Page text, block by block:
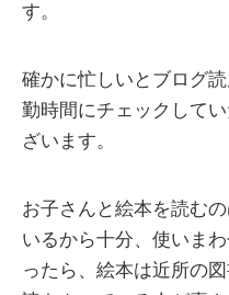
す。
確かに忙しいとブログ
勤時間にチェックして
ざいます。
お子さんと絵本を読む
いるから十分、使いま
ったら、絵本は近所の